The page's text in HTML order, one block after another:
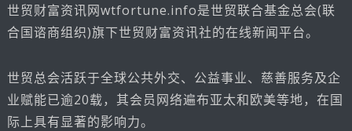
世贸财富资讯网wtfortune.info是世贸联合基金总会(联
合国谘商组织)旗下世贸财富资讯社的在线新闻平台。
世贸总会活跃于全球公共外交、公益事业、慈善服务及企
业赋能已逾20载，其会员网络遍布亚太和欧美等地，在国
际上具有显著的影响力。